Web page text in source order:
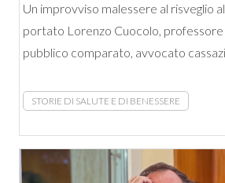
Un improvviso malessere al risveglio
portato Lorenzo Cuocolo,
pubblico comparato, avvocato
STORIE DI SALUTE E DI BENESSERE